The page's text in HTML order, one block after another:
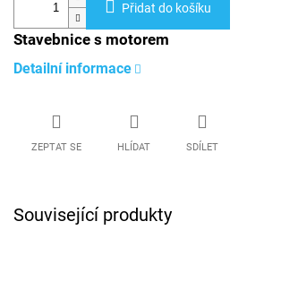
Přidat do košíku
Stavebnice s motorem
Detailní informace
ZEPTAT SE HLÍDAT SDÍLET
Související produkty